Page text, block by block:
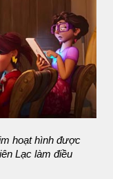
hoạt hình được
Lạc làm điều